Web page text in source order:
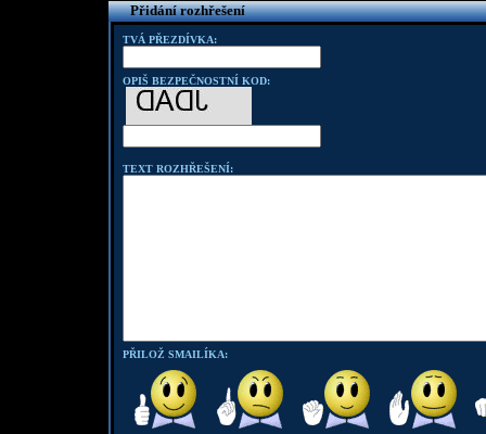
Přidání rozhřešení
TVÁ PŘEZDÍVKA:
OPIŠ BEZPEČNOSTNÍ KOD:
TEXT ROZHŘEŠENÍ:
PŘILOŽ SMAILÍKA: